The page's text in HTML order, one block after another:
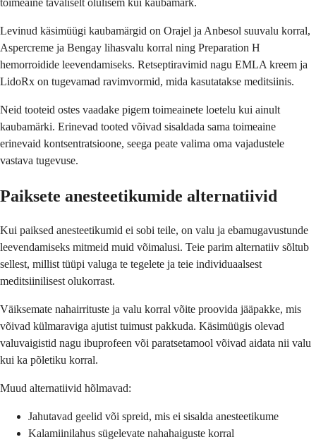
Levinud käsimüügi kaubamärgid on Orajel ja Anbesol suuvalu korral,
Aspercreme ja Bengay lihasvalu korral ning Preparation H
hemorroidide leevendamiseks. Retseptiravimid nagu EMLA kreem ja
LidoRx on tugevamad ravimvormid, mida kasutatakse meditsiinis.
Neid tooteid ostes vaadake pigem toimeainete loetelu kui ainult
kaubamärki. Erinevad tooted võivad sisaldada sama toimeaine
erinevaid kontsentratsioone, seega peate valima oma vajadustele
vastava tugevuse.
Paiksete anesteetikumide alternatiivid
Kui paiksed anesteetikumid ei sobi teile, on valu ja ebamugavustunde
leevendamiseks mitmeid muid võimalusi. Teie parim alternatiiv sõltub
sellest, millist tüüpi valuga te tegelete ja teie individuaalsest
meditsiinilisest olukorrast.
Väiksemate nahairrituste ja valu korral võite proovida jääpakke, mis
võivad külmaraviga ajutist tuimust pakkuda. Käsimüügis olevad
valuvaigistid nagu ibuprofeen või paratsetamool võivad aidata nii valu
kui ka põletiku korral.
Muud alternatiivid hõlmavad:
Jahutavad geelid või spreid, mis ei sisalda anesteetikume
Kalamiinilahus sügelevate nahahaiguste korral